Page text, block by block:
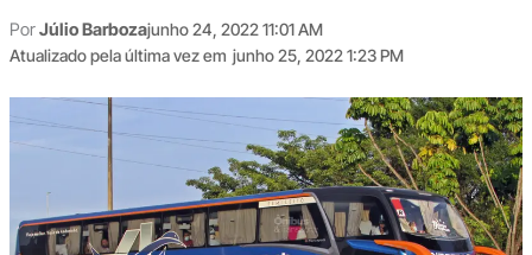
PorJúlio Barbozajunho 24, 2022 11:01 AM
Atualizado pela última vez em junho 25, 2022 1:23 PM